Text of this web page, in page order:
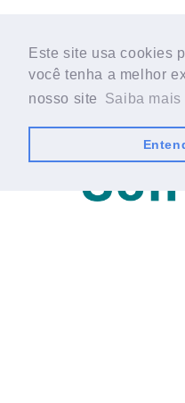
Este site usa cookies
você tenha a melhor
nosso site
Saiba mais
Este site usa cookies
você tenha a melhor
nosso site
Saiba mais